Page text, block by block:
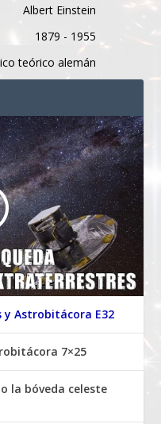
Albert Einstein
1879 - 1955
teórico alemán
y Astrobitácora E32
7×25
la bóveda celeste